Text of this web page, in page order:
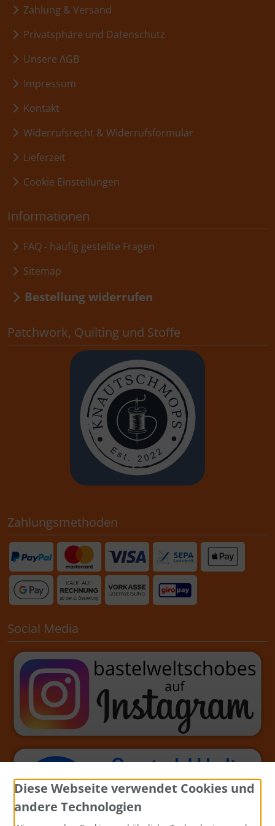
Zahlung & Versand
Privatsphäre und Datenschutz
Unsere AGB
Impressum
Kontakt
Widerrufsrecht & Widerrufsformular
Lieferzeit
Cookie Einstellungen
Informationen
FAQ - häufig gestellte Fragen
Sitemap
Bestellung widerrufen
Patchwork, Quilting und Stoffe
Zahlungsmethoden
Social Media
Diese Webseite verwendet Cookies und
andere Technologien